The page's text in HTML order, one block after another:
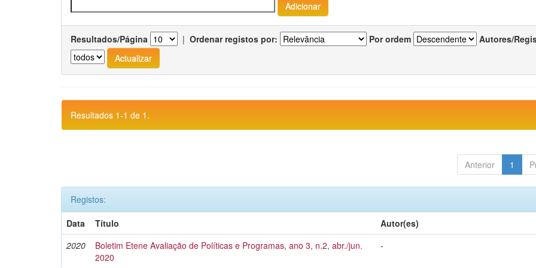
Resultados/Página | Ordenar registos por: Por ordem Autores/
Resultados 1-1 de 1.
Anterior 1
Registos:
Data
Título
Autor(es)
2020
Boletim Etene Avaliação de Políticas e Programas, ano 3, n.2, abr./jun.
2020
-